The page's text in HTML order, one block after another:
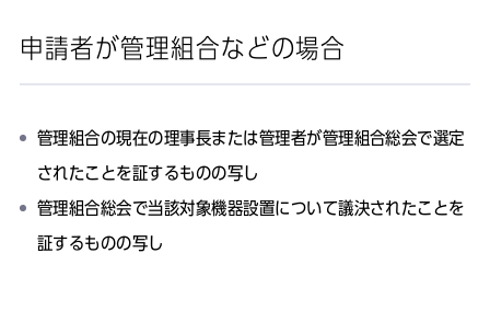
申請者が管理組合などの場合
管理組合の現在の理事長または管理者が管理組合総会で選定
されたことを証するものの写し
管理組合総会で当該対象機器設置について議決されたことを
証するものの写し